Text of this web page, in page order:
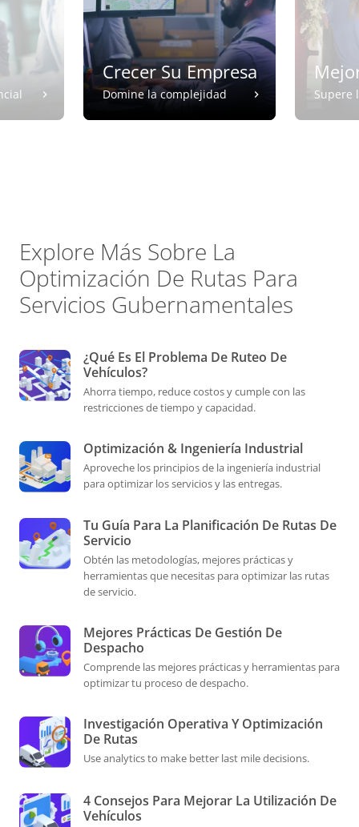
Crecer Su Empresa
Domine la complejidad Supere
Explore Más Sobre La
Optimización De Rutas Para
Servicios Gubernamentales
¿Qué Es El Problema De Ruteo De
Vehículos?
Ahorra tiempo, reduce costos y cumple con las
restricciones de tiempo y capacidad.
Optimización & Ingeniería Industrial
Aproveche los principios de la ingeniería industrial
para optimizar los servicios y las entregas.
Tu Guía Para La Planificación De Rutas De
Servicio
Obtén las metodologías, mejores prácticas y
herramientas que necesitas para optimizar las rutas
de servicio.
Mejores Prácticas De Gestión De
Despacho
Comprende las mejores prácticas y herramientas para
optimizar tu proceso de despacho.
Investigación Operativa Y Optimización
De Rutas
Use analytics to make better last mile decisions.
4 Consejos Para Mejorar La Utilización De
Vehículos